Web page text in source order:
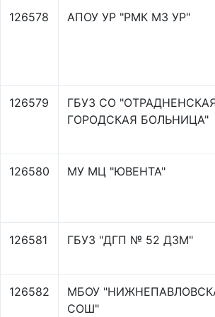
126578 АПОУ УР "РМК МЗ УР"
126579
ГБУЗ СО
ГОРОДСКАЯ БОЛЬНИЦА"
126580 МУ МЦ "ЮВЕНТА"
126581 ГБУЗ "ДГП № 52 ДЗМ"
126582
МБОУ
СОШ"